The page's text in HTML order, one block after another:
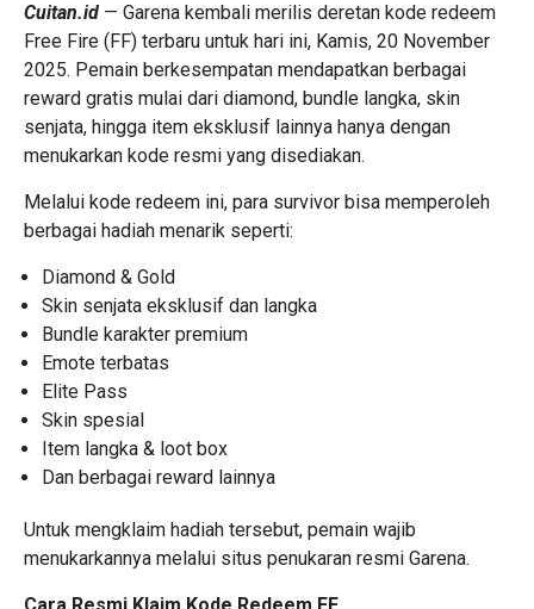
Cuitan.id — Garena kembali merilis deretan kode redeem
Free Fire (FF) terbaru untuk hari ini, Kamis, 20 November
2025. Pemain berkesempatan mendapatkan berbagai
reward gratis mulai dari diamond, bundle langka, skin
senjata, hingga item eksklusif lainnya hanya dengan
menukarkan kode resmi yang disediakan.
Melalui kode redeem ini, para survivor bisa memperoleh
berbagai hadiah menarik seperti:
Diamond & Gold
Skin senjata eksklusif dan langka
Bundle karakter premium
Emote terbatas
Elite Pass
Skin spesial
Item langka & loot box
Dan berbagai reward lainnya
Untuk mengklaim hadiah tersebut, pemain wajib
menukarkannya melalui situs penukaran resmi Garena.